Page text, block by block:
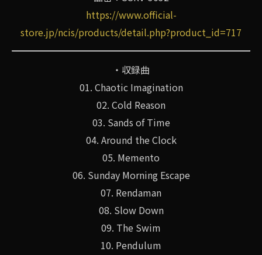
https://www.official-
store.jp/ncis/products/detail.php?product_id=717
・収録曲
01. Chaotic Imagination
02. Cold Reason
03. Sands of Time
04. Around the Clock
05. Memento
06. Sunday Morning Escape
07. Rendaman
08. Slow Down
09. The Swim
10. Pendulum